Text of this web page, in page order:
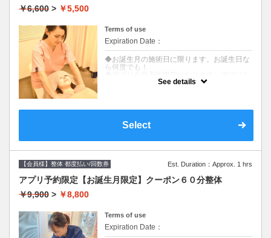
￥6,600 > ￥5,500
Terms of use
Expiration Date：
◆お誕生月の施術日に限ります。お誕生日な
ら何度でも！
インストールしてご利用ください☆
40分整体6600円→5500円
See details
Select
【会員様】整体 都度払い/回数券 Est. Duration：Approx. 1 hrs
アプリ予約限定【お誕生月限定】クーポン６０分整体
￥9,900 > ￥8,800
Terms of use
Expiration Date：